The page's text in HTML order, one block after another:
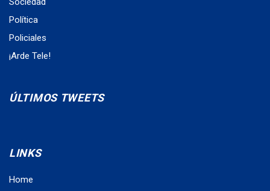
Política
Policiales
¡Arde Tele!
ÚLTIMOS TWEETS
LINKS
Home